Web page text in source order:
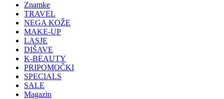
Znamke
TRAVEL
NEGA KOŽE
MAKE-UP
LASJE
DIŠAVE
K-BEAUTY
PRIPOMOČKI
SPECIALS
SALE
Magazin